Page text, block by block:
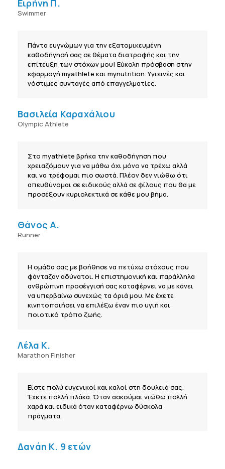
Ειρήνη Π.
Swimmer
Πάντα ευγνώμων για την εξατομικευμένη
καθοδήγησή σας σε θέματα διατροφής και την
επίτευξη των στόχων μου! Εύκολη πρόσβαση στην
εφαρμογή myathlete και mynutrition. Υγιεινές και
νόστιμες συνταγές από επαγγελματίες.
Βασιλεία Καραχάλιου
Olympic Athlete
Στο myathlete βρήκα την καθοδήγηση που
χρειαζόμουν για να μάθω όχι μόνο να τρέχω αλλά
και να τρέφομαι πιο σωστά. Πλέον δεν νιώθω ότι
απευθύνομαι σε ειδικούς αλλά σε φίλους που θα με
προσέξουν κυριολεκτικά σε κάθε μου βήμα.
Θάνος Α.
Runner
Η ομάδα σας με βοήθησε να πετύχω στόχους που
φάνταζαν αδύνατοι. Η επιστημονική και παράλληλα
ανθρώπινη προσέγγισή σας καταφέρνει να με κάνει
να υπερβαίνω συνεχώς τα όριά μου. Με έχετε
κινητοποιήσει να επιλέξω έναν πιο υγιή και
ποιοτικό τρόπο ζωής.
Λέλα Κ.
Marathon Finisher
Είστε πολύ ευγενικοί και καλοί στη δουλειά σας.
Έχετε πολλή πλάκα. Όταν ασκούμαι νιώθω πολλή
χαρά και ειδικά όταν καταφέρνω δύσκολα
πράγματα.
Δανάη Κ. 9 ετών